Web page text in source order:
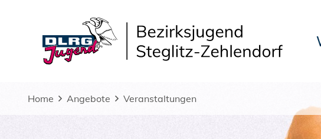
Home Angebote Veranstaltungen